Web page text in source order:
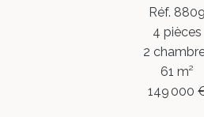
Réf. 8809
4 pièces
2
61 m²
149 000